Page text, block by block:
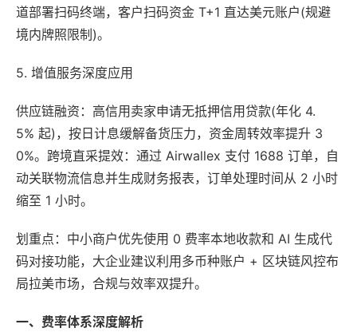
道部署扫码终端，客户扫码资金 T+1 直达美元账户(规避
境内牌照限制)。
5. 增值服务深度应用
供应链融资：高信用卖家申请无抵押信用贷款(年化 4.
5% 起)，按日计息缓解备货压力，资金周转效率提升 3
0%。跨境直采提效：通过 Airwallex 支付 1688 订单，自
动关联物流信息并生成财务报表，订单处理时间从 2 小时
缩至 1 小时。
划重点：中小商户优先使用 0 费率本地收款和 AI 生成代
码对接功能，大企业建议利用多币种账户 + 区块链风控布
局拉美市场，合规与效率双提升。
一、费率体系深度解析